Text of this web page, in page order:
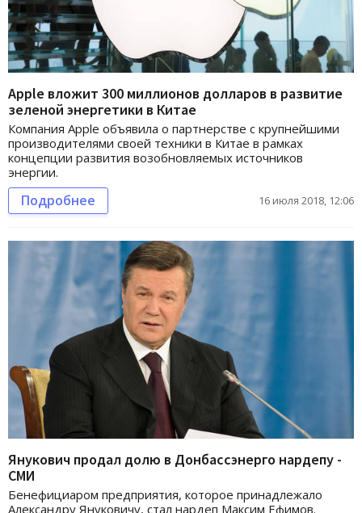
Apple вложит 300 миллионов долларов в развитие
зеленой энергетики в Китае
Компания Apple объявила о партнерстве с крупнейшими
производителями своей техники в Китае в рамках
концепции развития возобновляемых источников
энергии.
Подробнее 16 июля 2018, 12:06
Янукович продал долю в Донбассэнерго нардепу -
СМИ
Бенефициаром предприятия, которое принадлежало
Александру Януковичу, стал нардеп Максим Ефимов.